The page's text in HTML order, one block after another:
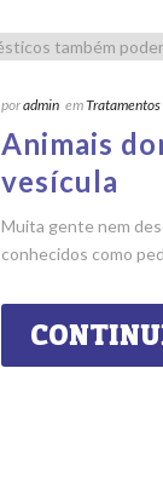
poradmin emTratamentos
Animais
vesícula
Muita gente nem
conhecidos como